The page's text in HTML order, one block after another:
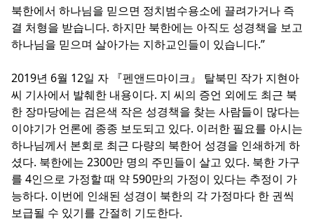
북한에서 하나님을 믿으면 정치범수용소에 끌려가거나 즉
결 처형을 받습니다. 하지만 북한에는 아직도 성경책을 보고
하나님을 믿으며 살아가는 지하교인들이 있습니다.”
2019년 6월 12일 자 『펜앤드마이크』 탈북민 작가 지현아
씨 기사에서 발췌한 내용이다. 지 씨의 증언 외에도 최근 북
한 장마당에는 검은색 작은 성경책을 찾는 사람들이 많다는
이야기가 언론에 종종 보도되고 있다. 이러한 필요를 아시는
하나님께서 본회로 최근 다량의 북한어 성경을 인쇄하게 하
셨다. 북한에는 2300만 명의 주민들이 살고 있다. 북한 가구
를 4인으로 가정할 때 약 590만의 가정이 있다는 추정이 가
능하다. 이번에 인쇄된 성경이 북한의 각 가정마다 한 권씩
보급될 수 있기를 간절히 기도한다.